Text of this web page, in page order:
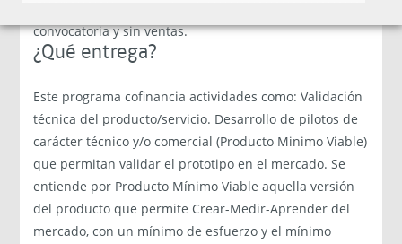
convocatoria y sin ventas.
¿Qué entrega?
Este programa cofinancia actividades como: Validación
técnica del producto/servicio. Desarrollo de pilotos de
carácter técnico y/o comercial (Producto Minimo Viable)
que permitan validar el prototipo en el mercado. Se
entiende por Producto Mínimo Viable aquella versión
del producto que permite Crear-Medir-Aprender del
mercado, con un mínimo de esfuerzo y el mínimo